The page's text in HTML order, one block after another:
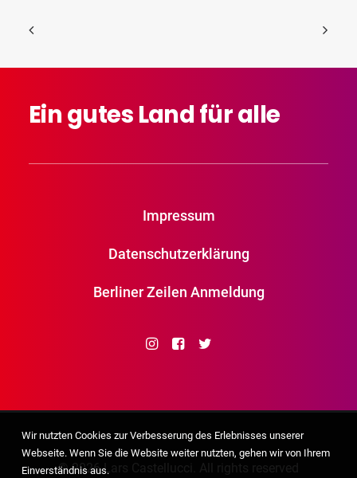
EingutesLandfüralle
Impressum
Datenschutzerklärung
Berliner Zeilen Anmeldung
© 2026 Lars Castellucci. All rights reserved
Wir nutzten Cookies zur Verbesserung des Erlebnisses unserer
Webseite. Wenn Sie die Website weiter nutzten, gehen wir von Ihrem
Einverständnis aus.